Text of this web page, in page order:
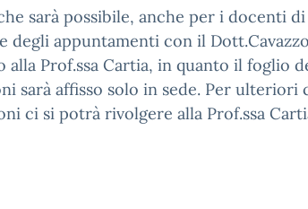
sarà possibile, anche per i docenti di
degli appuntamenti con il
alla Prof.ssa Cartia, in quanto il foglio
sarà affisso solo in sede. Per
ci si potrà rivolgere alla Prof.ssa